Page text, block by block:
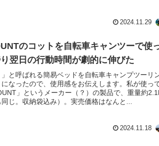
2024.11.29
のコットを自転車キャンツーで使
翌日の行動時間が劇的に伸びた
」と呼ばれる簡易ベッドを自転車キャンプツーリ
なったので、使用感をお伝えします。私が使っ
」というメーカー（？）の製品で、重量約
じ。収納袋込み）。実売価格はなんと...
2024.11.18